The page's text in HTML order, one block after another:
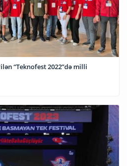
“Teknofest 2022”də milli